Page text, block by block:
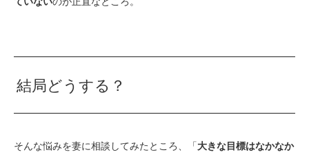
結局どうする？
そんな悩みを妻に相談してみたところ、「大きな目標はなかなか